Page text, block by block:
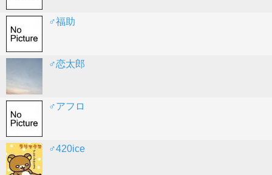
♂福助
♂恋太郎
♂アフロ
♂420ice